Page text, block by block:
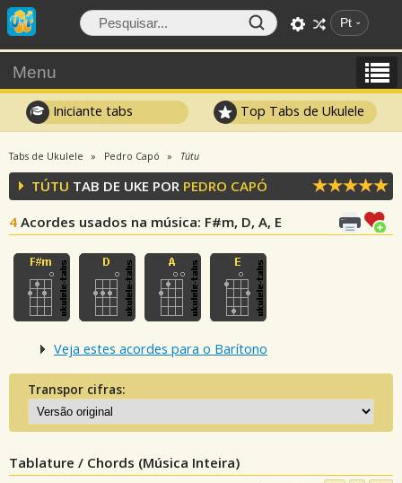
Pt
Menu
Iniciante tabs Top Tabs de Ukulele
Tabs de Ukulele Pedro Capó Tútu
TÚTU TAB DE UKE POR PEDRO CAPÓ
4 Acordes usados na música: F#m, D, A, E
Veja estes acordes para o Barítono
Transpor cifras:
Tablature / Chords (Música Inteira)